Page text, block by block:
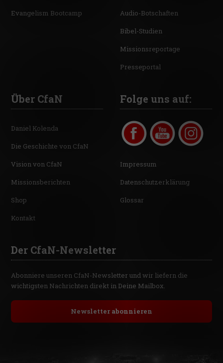
Evangelism Bootcamp
Audio-Botschaften
Bibel-Studien
Missionsreportage
Presseportal
Über CfaN
Daniel Kolenda
Die Geschichte von CfaN
Vision von CfaN
Missionsberichten
Shop
Kontakt
Folge uns auf:
Impressum
Datenschutzerklärung
Glossar
Der CfaN-Newsletter
Abonniere unseren CfaN-Newsletter und wir liefern die
wichtigsten Nachrichten direkt in Deine Mailbox.
Newsletter abonnieren